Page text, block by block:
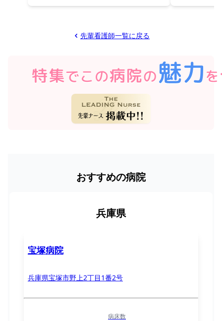
先輩看護師一覧に戻る
おすすめの病院
兵庫県
宝塚病院
兵庫県宝塚市野上2丁目1番2号
病床数